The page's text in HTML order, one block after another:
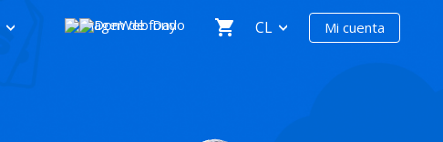
CL Mi cuenta